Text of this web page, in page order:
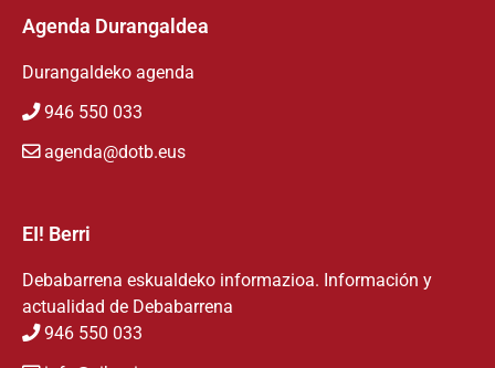
Agenda Durangaldea
Durangaldeko agenda
946 550 033
agenda@dotb.eus
EI! Berri
Debabarrena eskualdeko informazioa. Información y
actualidad de Debabarrena
946 550 033